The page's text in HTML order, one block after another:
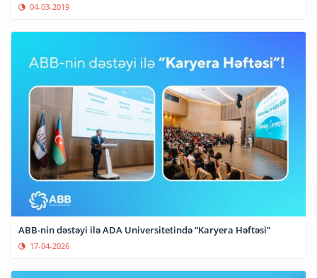
04-03-2019
ABB-nin dəstəyi ilə ADA Universitetində “Karyera Həftəsi”
17-04-2026